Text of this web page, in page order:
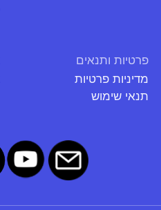
פרטיות ותנאים
מדיניות פרטיות
תנאי שימוש